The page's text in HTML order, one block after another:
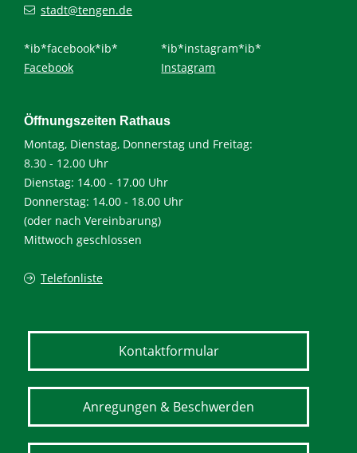
stadt@tengen.de
*ib*facebook*ib*
Facebook
*ib*instagram*ib*
Instagram
Öffnungszeiten Rathaus
Montag, Dienstag, Donnerstag und Freitag:
8.30 - 12.00 Uhr
Dienstag: 14.00 - 17.00 Uhr
Donnerstag: 14.00 - 18.00 Uhr
(oder nach Vereinbarung)
Mittwoch geschlossen
Telefonliste
Kontaktformular
Anregungen & Beschwerden